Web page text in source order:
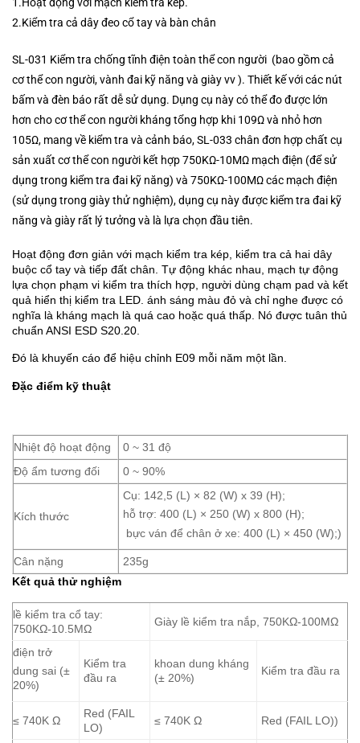
2.Kiểm tra cả dây đeo cổ tay và bàn chân
SL-031 Kiểm tra chống tĩnh điện toàn thể con người (bao gồm cả
cơ thể con người, vành đai kỹ năng và giày vv ). Thiết kế với các nút
bấm và đèn báo rất dễ sử dụng. Dụng cụ này có thể đo được lớn
hơn cho cơ thể con người kháng tổng hợp khi 109Ω và nhỏ hơn
105Ω, mang về kiểm tra và cảnh báo, SL-033 chân đơn hợp chất cụ
sản xuất cơ thể con người kết hợp 750KΩ-10MΩ mạch điện (để sử
dụng trong kiểm tra đai kỹ năng) và 750KΩ-100MΩ các mạch điện
(sử dụng trong giày thử nghiệm), dụng cụ này được kiểm tra đai kỹ
năng và giày rất lý tưởng và là lựa chọn đầu tiên.
Hoạt động đơn giản với mạch kiểm tra kép, kiểm tra cả hai dây
buộc cổ tay và tiếp đất chân. Tự động khác nhau, mạch tự động
lựa chọn phạm vi kiểm tra thích hợp, người dùng chạm pad và kết
quả hiển thị kiểm tra LED. ánh sáng màu đỏ và chỉ nghe được có
nghĩa là kháng mạch là quá cao hoặc quá thấp. Nó được tuân thủ
chuẩn ANSI ESD S20.20.
Đó là khuyến cáo để hiệu chỉnh E09 mỗi năm một lần.
Đặc điểm kỹ thuật
Nhiệt độ hoạt động
0 ~ 31 độ
Độ ẩm tương đối
0 ~ 90%
Kích thước
Cụ: 142,5 (L) × 82 (W) x 39 (H);
hỗ trợ: 400 (L) × 250 (W) x 800 (H);
bực ván để chân ở xe: 400 (L) × 450 (W);)
Cân nặng
235g
Kết quả thử nghiệm
lề kiểm tra cổ tay:
750KΩ-10.5MΩ
Giày lề kiểm tra nắp, 750KΩ-100MΩ
điện trở
dung sai (±
20%)
Kiểm tra
đầu ra
khoan dung kháng
(± 20%)
Kiểm tra đầu ra
≤ 740K Ω
Red (FAIL
LO)
≤ 740K Ω Red (FAIL LO))